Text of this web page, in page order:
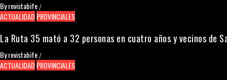
Byrevistabife /
ACTUALIDAD PROVINCIALES
La Ruta 35 mató a 32 personas en cuatro años y vecinos de
Byrevistabife /
ACTUALIDAD PROVINCIALES